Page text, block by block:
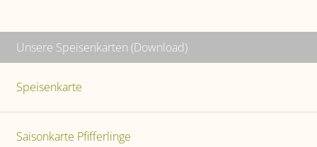
Unsere Speisenkarten (Download)
Speisenkarte
Saisonkarte Pfifferlinge